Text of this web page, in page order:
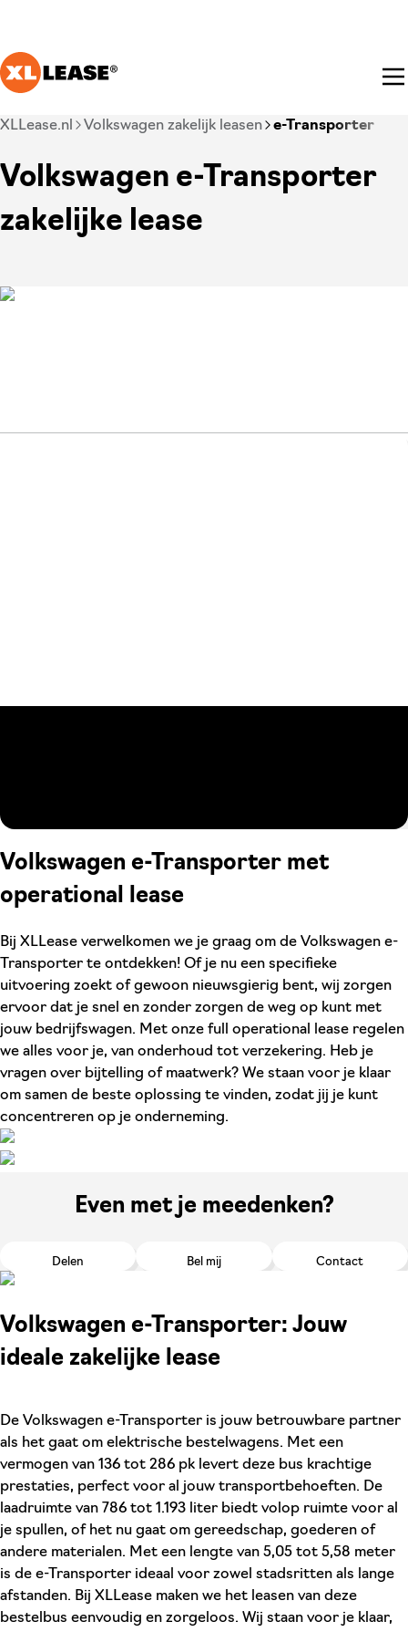
Je bent nu voorbij het hoofdmenu
XLLease.nl Volkswagen zakelijk leasen e-Transporter
Volkswagen e-Transporter
zakelijke lease
Volkswagen e-Transporter met
operational lease
Bij XLLease verwelkomen we je graag om de Volkswagen e-
Transporter te ontdekken! Of je nu een specifieke
uitvoering zoekt of gewoon nieuwsgierig bent, wij zorgen
ervoor dat je snel en zonder zorgen de weg op kunt met
jouw bedrijfswagen. Met onze full operational lease regelen
we alles voor je, van onderhoud tot verzekering. Heb je
vragen over bijtelling of maatwerk? We staan voor je klaar
om samen de beste oplossing te vinden, zodat jij je kunt
concentreren op je onderneming.
Even met je meedenken?
Delen Bel mij Contact
Volkswagen e-Transporter: Jouw
ideale zakelijke lease
De Volkswagen e-Transporter is jouw betrouwbare partner
als het gaat om elektrische bestelwagens. Met een
vermogen van 136 tot 286 pk levert deze bus krachtige
prestaties, perfect voor al jouw transportbehoeften. De
laadruimte van 786 tot 1.193 liter biedt volop ruimte voor al
je spullen, of het nu gaat om gereedschap, goederen of
andere materialen. Met een lengte van 5,05 tot 5,58 meter
is de e-Transporter ideaal voor zowel stadsritten als lange
afstanden. Bij XLLease maken we het leasen van deze
bestelbus eenvoudig en zorgeloos. Wij staan voor je klaar,